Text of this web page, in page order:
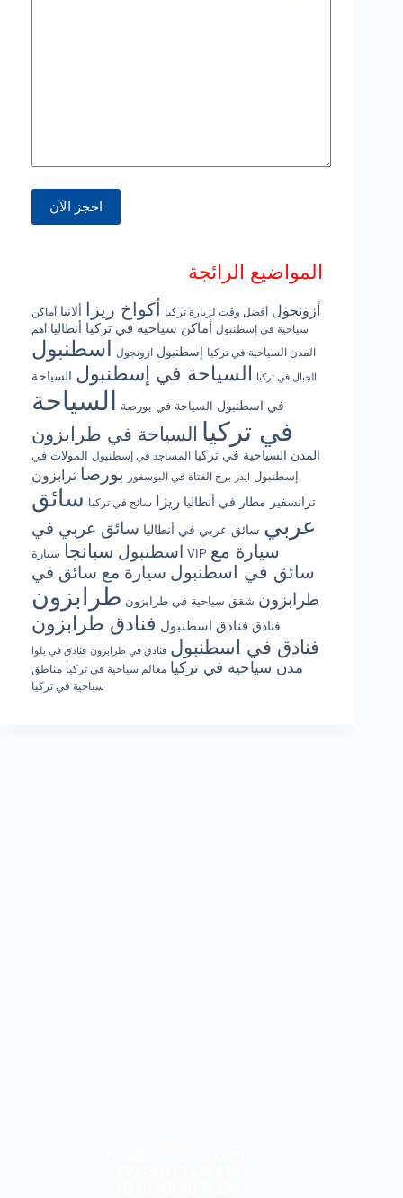
المواضيع الرائجة
أزونجول أفضل وقت لزيارة تركيا أكواخ ريزا ألانيا أماكن
سياحية في إسطنبول أماكن سياحية في تركيا أنطاليا أهم
المدن السياحية في تركيا إسطنبول ازونجول اسطنبول
الجبال في تركيا السياحة في إسطنبول السياحة
في اسطنبول السياحة في بورصة
السياحة
في تركيا السياحة في طرابزون
المدن السياحية في تركيا المساجد في إسطنبول
المولات في
إسطنبول
ايدر برج الفتاة في البوسفور بورصا ترابزون
ترانسفير مطار في أنطاليا ريزا سائح في تركيا سائق
عربي سائق عربي في أنطاليا سائق عربي في
اسطنبول سبانجا سيارة VIP سيارة مع
سائق في اسطنبول سيارة مع سائق في
طرابزون شقق سياحية في طرابزون طرابزون
فنادق فنادق اسطنبول فنادق طرابزون
فنادق في اسطنبول فنادق في طرابزون فنادق في يلوا
مدن سياحية في تركيا معالم سياحية في تركيا مناطق
سياحية في تركيا